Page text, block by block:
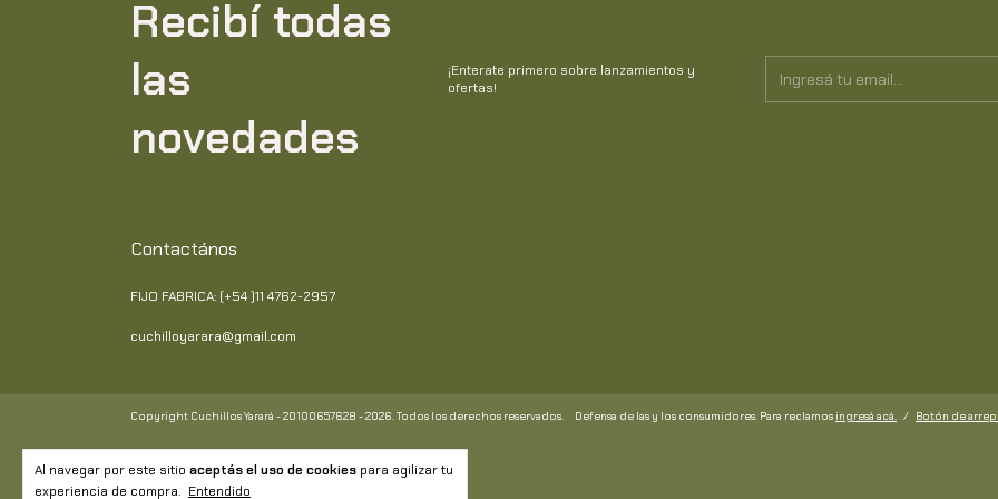
Al navegar por este sitio aceptás el uso de cookies para agilizar tu
experiencia de compra. Entendido
Recibí todas
las
novedades
¡Enterate primero sobre lanzamientos y
ofertas!
Contactános
FIJO FABRICA: (+54 )11 4762-2957
cuchilloyarara@gmail.com
Copyright Cuchillos Yarará - 20100657628 - 2026. Todos los derechos reservados. Defensa de las y los consumidores. Para reclamos ingresá acá. / Botón de